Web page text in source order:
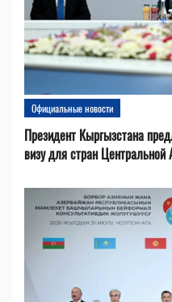
Официальные новости
Президент Кыргызстана
визу для стран Центральной